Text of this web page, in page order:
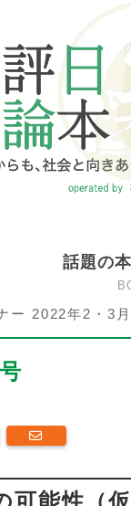
話題の
ー 2022年2・3
能性（仮